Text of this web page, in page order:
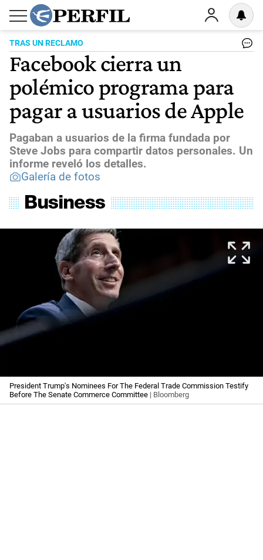
TRAS UN RECLAMO
Facebook cierra un
polémico programa para
pagar a usuarios de Apple
Pagaban a usuarios de la firma fundada por
Steve Jobs para compartir datos personales. Un
informe reveló los detalles.
Galería de fotos
President Trump's Nominees For The Federal Trade Commission Testify
Before The Senate Commerce Committee | Bloomberg